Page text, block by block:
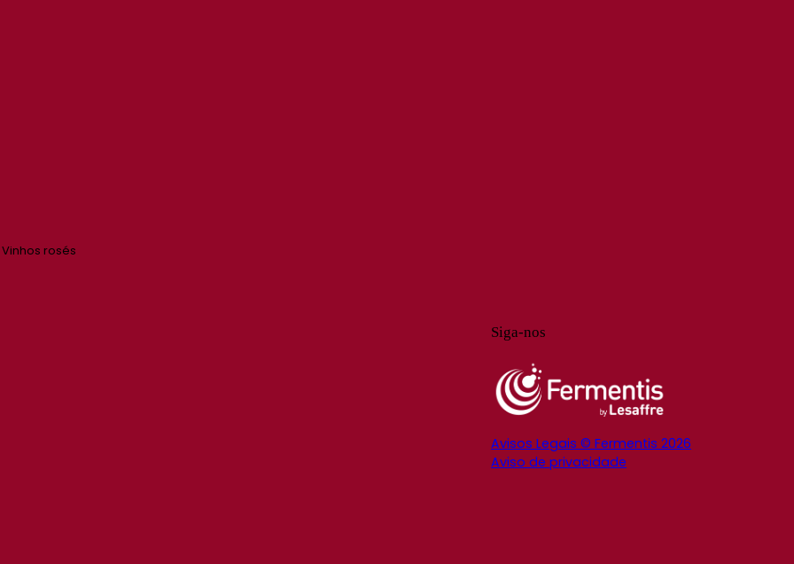
rosés
Siga-nos
Avisos Legais © Fermentis 2026
Aviso de privacidade